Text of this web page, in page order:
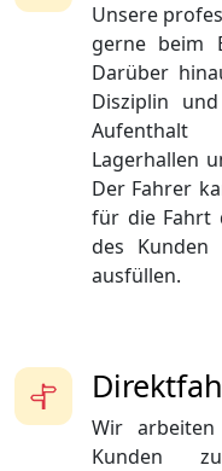
Unsere
gerne beim
Darüber
Disziplin
Aufenthalt
Lagerhallen
Der Fahrer
für die Fahrt
des Kunden
ausfüllen.
Wir
Kunden